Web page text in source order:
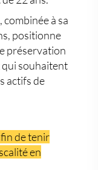
à sa
positionne
préservation
qui souhaitent
actifs de
de tenir
en